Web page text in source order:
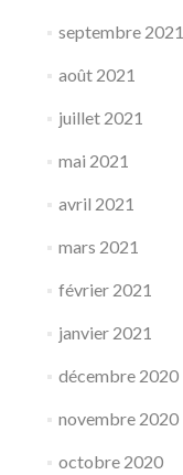
septembre 2021
août 2021
juillet 2021
mai 2021
avril 2021
mars 2021
février 2021
janvier 2021
décembre 2020
novembre 2020
octobre 2020